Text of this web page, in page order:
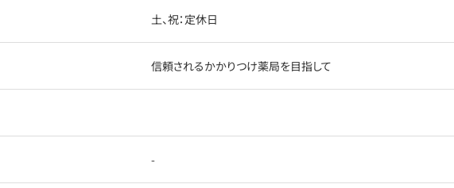
土、祝：定休日
信頼されるかかりつけ薬局を目指して
-